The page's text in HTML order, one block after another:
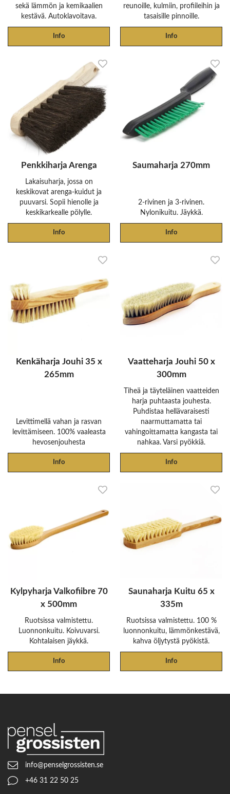
sekä lämmön ja kemikaalien
kestävä. Autoklavoitava.
Info
reunoille, kulmiin, profiileihin ja
tasaisille pinnoille.
Info
Penkkiharja Arenga
Lakaisuharja, jossa on
keskikovat arenga-kuidut ja
puuvarsi. Sopii hienolle ja
keskikarkealle pölylle.
Info
Saumaharja 270mm
2-rivinen ja 3-rivinen.
Nylonikuitu. Jäykkä.
Info
Kenkäharja Jouhi 35 x
265mm
Levittimellä vahan ja rasvan
levittämiseen. 100% vaaleasta
hevosenjouhesta
Info
Vaatteharja Jouhi 50 x
300mm
Tiheä ja täyteläinen vaatteiden
harja puhtaasta jouhesta.
Puhdistaa hellävaraisesti
naarmuttamatta tai
vahingoittamatta kangasta tai
nahkaa. Varsi pyökkiä.
Info
Kylpyharja Valkofiibre 70
x 500mm
Ruotsissa valmistettu.
Luonnonkuitu. Koivuvarsi.
Kohtalaisen jäykkä.
Info
Saunaharja Kuitu 65 x
335m
Ruotsissa valmistettu. 100 %
luonnonkuitu, lämmönkestävä,
kahva öljytystä pyökistä.
Info
info@penselgrossisten.se
+46 31 22 50 25